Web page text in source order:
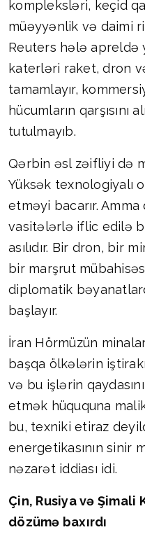
kompleksləri, keçid
müəyyənlik və daimi
Reuters hələ apreldə
katerləri raket, dron
tamamlayır,
hücumların qarşısını
tutulmayıb.
Qərbin əsl zəifliyi də
Yüksək texnologiyalı
etməyi bacarır.
vasitələrlə iflic edilə
asılıdır. Bir dron, bir
bir marşrut
diplomatik
başlayır.
İran Hörmüzün
başqa ölkələrin
və bu işlərin
etmək hüququna
bu, texniki etiraz
energetikasının sinir
nəzarət iddiası idi.
Çin, Rusiya və
dözümə baxırdı